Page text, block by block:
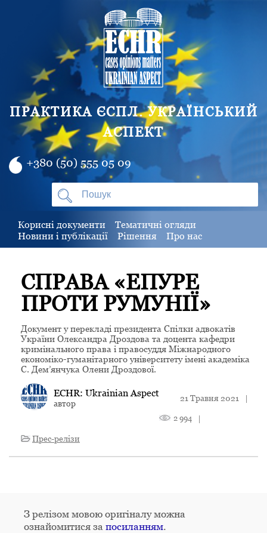
ПРАКТИКА ЄСПЛ. УКРАЇНСЬКИЙ
АСПЕКТ
+380 (50) 555 05 09
Корисні документи
Тематичні огляди
Новини і публікації
Рішення Про нас
СПРАВА «ЕПУРЕ
ПРОТИ РУМУНІЇ»
Документ у перекладі президента Спілки адвокатів
України Олександра Дроздова та доцента кафедри
кримінального права і правосуддя Міжнародного
економіко-гуманітарного університету імені академіка
С. Дем’янчука Олени Дроздової.
ECHR: Ukrainian Aspect
автор
21 Травня 2021 |
2 994
|
Прес-релізи
З релізом мовою оригіналу можна
ознайомитися за посиланням.